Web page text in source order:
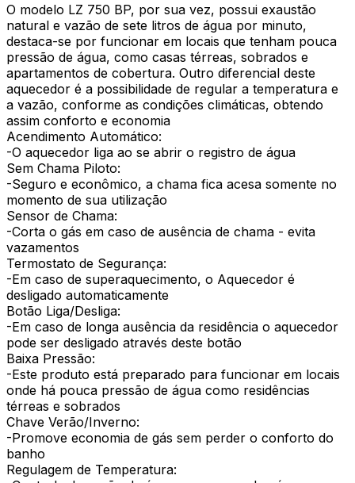
O modelo LZ 750 BP, por sua vez, possui exaustão
natural e vazão de sete litros de água por minuto,
destaca-se por funcionar em locais que tenham pouca
pressão de água, como casas térreas, sobrados e
apartamentos de cobertura. Outro diferencial deste
aquecedor é a possibilidade de regular a temperatura e
a vazão, conforme as condições climáticas, obtendo
assim conforto e economia
Acendimento Automático:
-O aquecedor liga ao se abrir o registro de água
Sem Chama Piloto:
-Seguro e econômico, a chama fica acesa somente no
momento de sua utilização
Sensor de Chama:
-Corta o gás em caso de ausência de chama - evita
vazamentos
Termostato de Segurança:
-Em caso de superaquecimento, o Aquecedor é
desligado automaticamente
Botão Liga/Desliga:
-Em caso de longa ausência da residência o aquecedor
pode ser desligado através deste botão
Baixa Pressão:
-Este produto está preparado para funcionar em locais
onde há pouca pressão de água como residências
térreas e sobrados
Chave Verão/Inverno:
-Promove economia de gás sem perder o conforto do
banho
Regulagem de Temperatura: